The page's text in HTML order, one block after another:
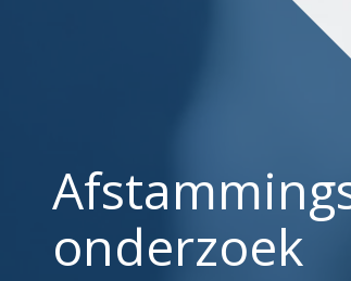
onderzoek